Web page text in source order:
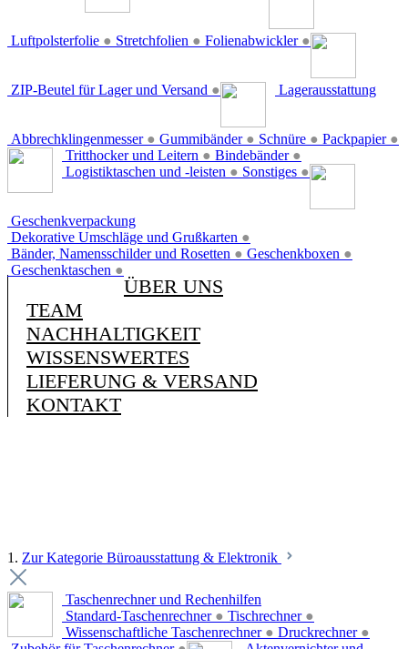
Luftpolsterfolie ● Stretchfolien ● Folienabwickler ●
ZIP-Beutel für Lager und Versand ●
Abbrechklingenmesser ● Gummibänder ● Schnüre ● Packpapier ●
Lagerausstattung
Tritthocker und Leitern ● Bindebänder ●
Logistiktaschen und -leisten ● Sonstiges ●
Geschenkverpackung
Dekorative Umschläge und Grußkarten ●
Bänder, Namensschilder und Rosetten ● Geschenkboxen ●
Geschenktaschen ●
ÜBER UNS
TEAM
NACHHALTIGKEIT
WISSENSWERTES
LIEFERUNG & VERSAND
KONTAKT
1. Zur Kategorie Büroausstattung & Elektronik
Taschenrechner und Rechenhilfen
Standard-Taschenrechner ● Tischrechner ●
Wissenschaftliche Taschenrechner ● Druckrechner ●